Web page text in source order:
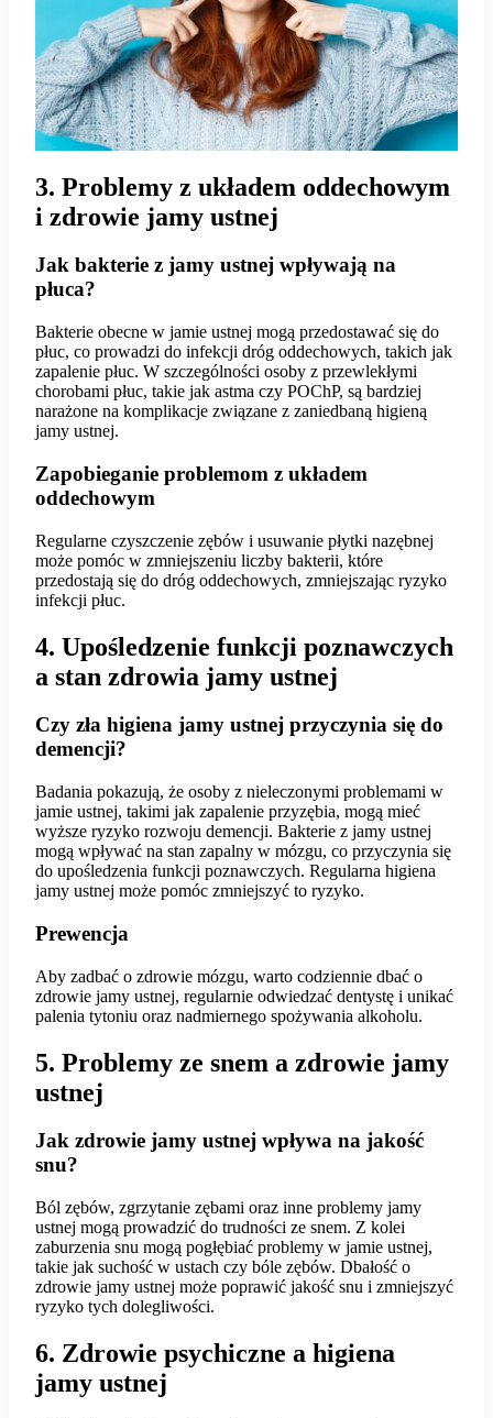
3. Problemy z układem oddechowym
i zdrowie jamy ustnej
Jak bakterie z jamy ustnej wpływają na
płuca?
Bakterie obecne w jamie ustnej mogą przedostawać się do
płuc, co prowadzi do infekcji dróg oddechowych, takich jak
zapalenie płuc. W szczególności osoby z przewlekłymi
chorobami płuc, takie jak astma czy POChP, są bardziej
narażone na komplikacje związane z zaniedbaną higieną
jamy ustnej.
Zapobieganie problemom z układem
oddechowym
Regularne czyszczenie zębów i usuwanie płytki nazębnej
może pomóc w zmniejszeniu liczby bakterii, które
przedostają się do dróg oddechowych, zmniejszając ryzyko
infekcji płuc.
4. Upośledzenie funkcji poznawczych
a stan zdrowia jamy ustnej
Czy zła higiena jamy ustnej przyczynia się do
demencji?
Badania pokazują, że osoby z nieleczonymi problemami w
jamie ustnej, takimi jak zapalenie przyzębia, mogą mieć
wyższe ryzyko rozwoju demencji. Bakterie z jamy ustnej
mogą wpływać na stan zapalny w mózgu, co przyczynia się
do upośledzenia funkcji poznawczych. Regularna higiena
jamy ustnej może pomóc zmniejszyć to ryzyko.
Prewencja
Aby zadbać o zdrowie mózgu, warto codziennie dbać o
zdrowie jamy ustnej, regularnie odwiedzać dentystę i unikać
palenia tytoniu oraz nadmiernego spożywania alkoholu.
5. Problemy ze snem a zdrowie jamy
ustnej
Jak zdrowie jamy ustnej wpływa na jakość
snu?
Ból zębów, zgrzytanie zębami oraz inne problemy jamy
ustnej mogą prowadzić do trudności ze snem. Z kolei
zaburzenia snu mogą pogłębiać problemy w jamie ustnej,
takie jak suchość w ustach czy bóle zębów. Dbałość o
zdrowie jamy ustnej może poprawić jakość snu i zmniejszyć
ryzyko tych dolegliwości.
6. Zdrowie psychiczne a higiena
jamy ustnej